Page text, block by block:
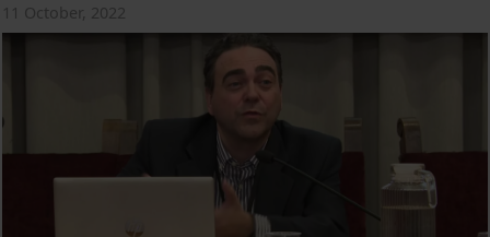
11 October, 2022